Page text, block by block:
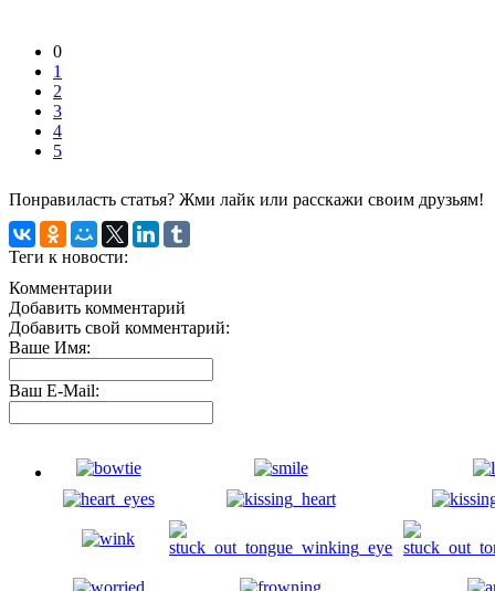
0
1
2
3
4
5
Понравиласть статья? Жми лайк или расскажи своим друзьям!
Теги к новости:
Комментарии
Добавить комментарий
Добавить свой комментарий:
Ваше Имя:
Ваш E-Mail: